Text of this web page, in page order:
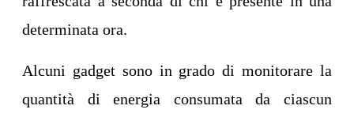
determinata ora.
Alcuni gadget sono in grado di monitorare la
quantità di energia consumata da ciascun